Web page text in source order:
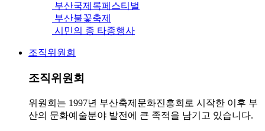
부산국제록페스티벌
부산불꽃축제
시민의 종 타종행사
조직위원회
조직위원회
위원회는 1997년 부산축제문화진흥회로 시작한 이후 부
산의 문화예술분야 발전에 큰 족적을 남기고 있습니다.